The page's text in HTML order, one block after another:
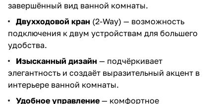
завершённый вид ванной комнаты.
Двухходовой кран (2-Way) — возможность
подключения к двум устройствам для большего
удобства.
Изысканный дизайн — подчёркивает
элегантность и создаёт выразительный акцент в
интерьере ванной комнаты.
Удобное управление — комфортное